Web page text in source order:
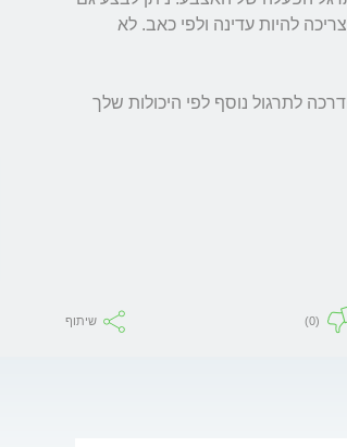
(0) שיתוף